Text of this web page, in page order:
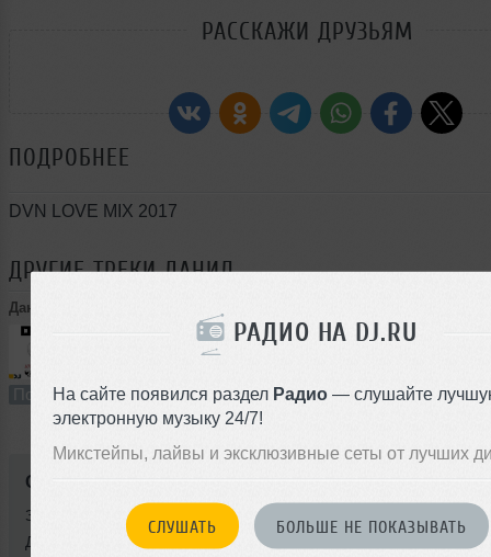
РАДИО НА DJ.RU
На сайте появился раздел Радио — слушайте
электронную музыку 24/7!
Микстейпы, лайвы и эксклюзивные сеты от лучших
СЛУШАТЬ БОЛЬШЕ НЕ ПОКАЗЫВАТЬ
РАССКАЖИ ДРУЗЬЯМ
ПОДРОБНЕЕ
DVN LOVE MIX 2017
ДРУГИЕ ТРЕКИДАНИЛ
Данил
Подкаст В плейлист (в 2 плейлистах)
Стили:
Записан: 28 марта 2017
Добавлен: 28 марта 2017, 17:58